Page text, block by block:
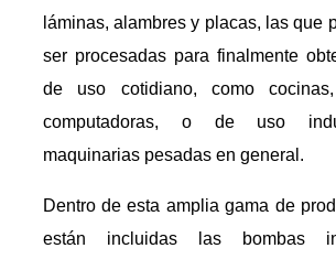
láminas, alambres y placas, las que
ser procesadas para finalmente
de uso cotidiano, como
computadoras, o de uso
maquinarias pesadas en general.
Dentro de esta amplia gama de
están incluidas las bombas